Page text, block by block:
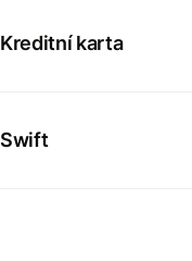
Kreditní karta
Swift